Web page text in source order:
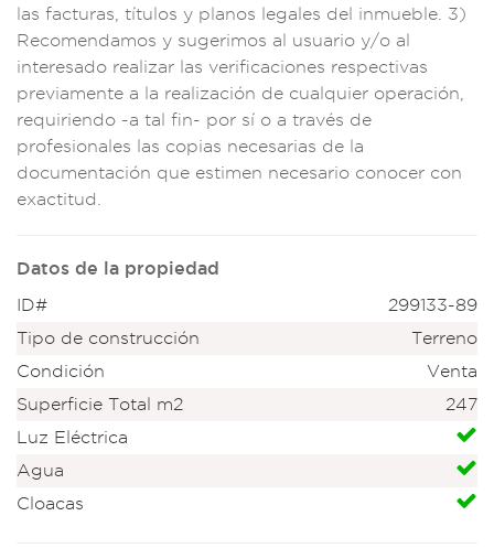
las facturas, títulos y p lanos legales del inmueble. 3)
Recomendamos y sugerimos al usuario y/o al
interesado realizar las verificaciones respectivas
previamente a la realización de cualquier operación,
requiriendo -a tal fin- por sí o a través de
profesionales las copias necesarias de la
documentación que estimen necesario conocer con
exactitud.
Datos de la propiedad
ID#
299133-89
Tipo de construcción
Terreno
Condición
Venta
Superficie Total m2
247
Luz Eléctrica
Agua
Cloacas